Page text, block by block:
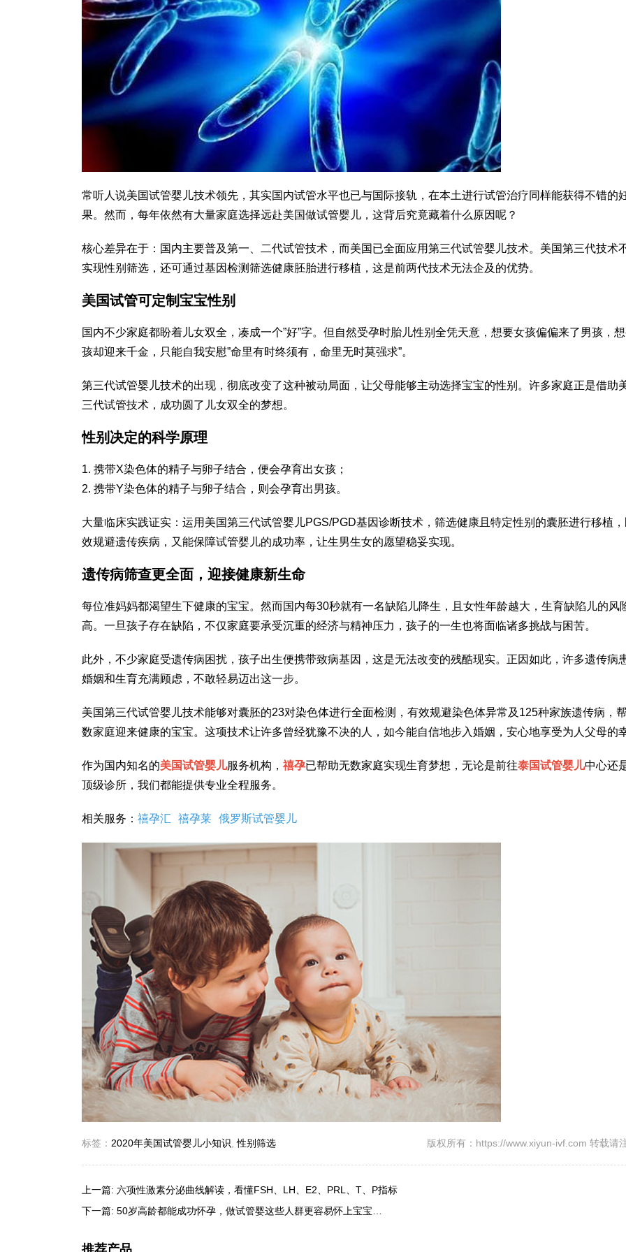
常听人说美国试管婴儿技术领先，其实国内试管水平也已与国际接轨，在本土进行试管治疗同样能获得不错的
果。然而，每年依然有大量家庭选择远赴美国做试管婴儿，这背后究竟藏着什么原因呢？
核心差异在于：国内主要普及第一、二代试管技术，而美国已全面应用第三代试管婴儿技术。美国第三代技术
实现性别筛选，还可通过基因检测筛选健康胚胎进行移植，这是前两代技术无法企及的优势。
美国试管可定制宝宝性别
国内不少家庭都盼着儿女双全，凑成一个”好”字。但自然受孕时胎儿性别全凭天意，想要女孩偏偏来了男孩，
孩却迎来千金，只能自我安慰”命里有时终须有，命里无时莫强求”。
第三代试管婴儿技术的出现，彻底改变了这种被动局面，让父母能够主动选择宝宝的性别。许多家庭正是借助
三代试管技术，成功圆了儿女双全的梦想。
性别决定的科学原理
1. 携带X染色体的精子与卵子结合，便会孕育出女孩；
2. 携带Y染色体的精子与卵子结合，则会孕育出男孩。
大量临床实践证实：运用美国第三代试管婴儿PGS/PGD基因诊断技术，筛选健康且特定性别的囊胚进行移植
效规避遗传疾病，又能保障试管婴儿的成功率，让生男生女的愿望稳妥实现。
遗传病筛查更全面，迎接健康新生命
每位准妈妈都渴望生下健康的宝宝。然而国内每30秒就有一名缺陷儿降生，且女性年龄越大，生育缺陷儿的风
高。一旦孩子存在缺陷，不仅家庭要承受沉重的经济与精神压力，孩子的一生也将面临诸多挑战与困苦。
此外，不少家庭受遗传病困扰，孩子出生便携带致病基因，这是无法改变的残酷现实。正因如此，许多遗传病
婚姻和生育充满顾虑，不敢轻易迈出这一步。
美国第三代试管婴儿技术能够对囊胚的23对染色体进行全面检测，有效规避染色体异常及125种家族遗传病，
数家庭迎来健康的宝宝。这项技术让许多曾经犹豫不决的人，如今能自信地步入婚姻，安心地享受为人父母的
作为国内知名的美国试管婴儿服务机构， 禧孕已帮助无数家庭实现生育梦想，无论是前往泰国试管婴儿中心还
顶级诊所，我们都能提供专业全程服务。
相关服务： 禧孕汇 禧孕莱 俄罗斯试管婴儿
标签： 2020年美国试管婴儿小知识 ,性别筛选 版权所有：https://www.xiyun-ivf.com 转载请
上一篇: 六项性激素分泌曲线解读，看懂FSH、LH、E2、PRL、T、P指标
下一篇: 50岁高龄都能成功怀孕，做试管婴这些人群更容易怀上宝宝…
推荐产品